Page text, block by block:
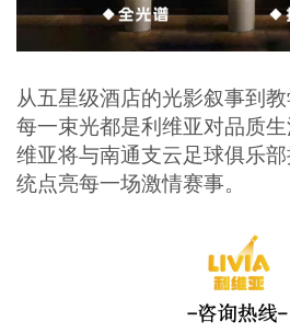
从五星级酒店的光影叙事到
每一束光都是利维亚对品质生
维亚将与南通支云足球俱乐
统点亮每一场激情赛事。